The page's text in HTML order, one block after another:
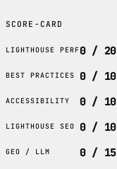
SCORE-CARD
LIGHTHOUSE PERF0 / 20
BEST PRACTICES 0 / 10
ACCESSIBILITY 0 / 10
LIGHTHOUSE SEO 0 / 10
GEO / LLM 0 / 15